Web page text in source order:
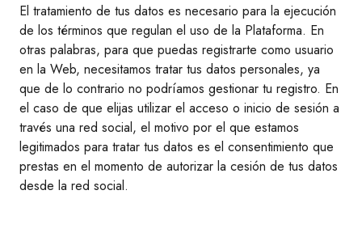
El tratamiento de tus datos es necesario para la ejecución
de los términos que regulan el uso de la Plataforma. En
otras palabras, para que puedas registrarte como usuario
en la Web, necesitamos tratar tus datos personales, ya
que de lo contrario no podríamos gestionar tu registro. En
el caso de que elijas utilizar el acceso o inicio de sesión a
través una red social, el motivo por el que estamos
legitimados para tratar tus datos es el consentimiento que
prestas en el momento de autorizar la cesión de tus datos
desde la red social.